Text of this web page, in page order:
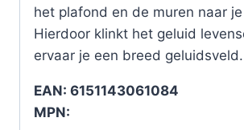
het plafond en de muren naar
Hierdoor klinkt het geluid
ervaar je een breed geluidsveld.
EAN: 6151143061084
MPN: